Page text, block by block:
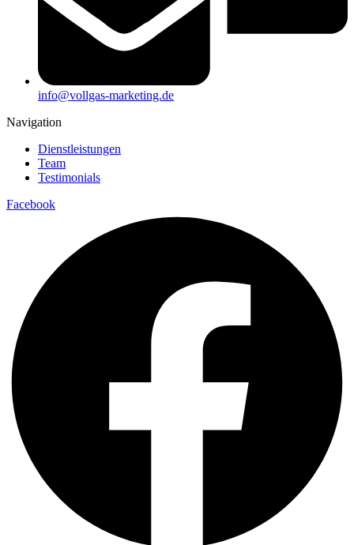
info@vollgas-marketing.de
Navigation
Dienstleistungen
Team
Testimonials
Facebook